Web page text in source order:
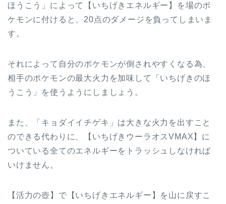
ほうこう」によって【いちげきエネルギー】を場のポ
ケモンに付けると、20点のダメージを負ってしまいま
す。
それによって自分のポケモンが倒されやすくなる為、
相手のポケモンの最大火力を加味して「いちげきのほ
うこう」を使うようにしましょう。
また、「キョダイイチゲキ」は大きな火力を出すこと
のできる代わりに、【いちげきウーラオスVMAX】に
ついている全てのエネルギーをトラッシュしなければ
いけません。
【活力の壺】で【いちげきエネルギー】を山に戻すこ